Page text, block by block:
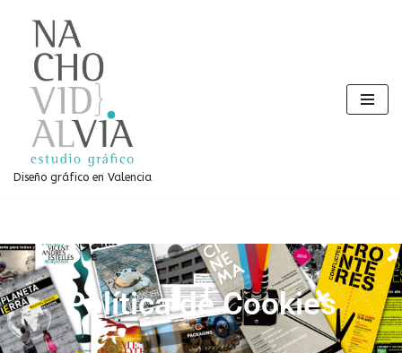
Saltar
contenido
Diseño gráfico en Valencia
Política de Cookies